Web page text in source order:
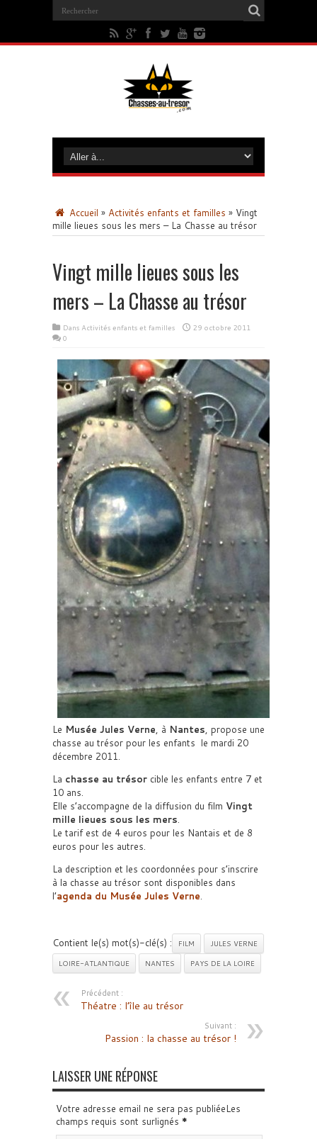
Accueil » Activités enfants et familles » Vingt
mille lieues sous les mers – La Chasse au trésor
Vingt mille lieues sous les
mers – La Chasse au trésor
Dans Activités enfants et familles
29 octobre 2011
0
Le Musée Jules Verne, à Nantes, propose une
chasse au trésor pour les enfants le mardi 20
décembre 2011.
La chasse au trésor cible les enfants entre 7 et
10 ans.
Elle s’accompagne de la diffusion du film Vingt
mille lieues sous les mers.
Le tarif est de 4 euros pour les Nantais et de 8
euros pour les autres.
La description et les coordonnées pour s’inscrire
à la chasse au trésor sont disponibles dans
l’agenda du Musée Jules Verne.
Contient le(s) mot(s)-clé(s) : FILM
JULES VERNE
LOIRE-ATLANTIQUE
NANTES PAYS DE LA LOIRE
Précédent :
Théatre : l’île au trésor
Suivant :
Passion : la chasse au trésor !
LAISSER UNE RÉPONSE
Votre adresse email ne sera pas publiéeLes
champs requis sont surlignés *